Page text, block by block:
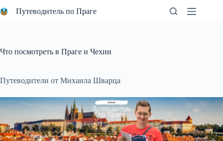
к
Путеводитель по Праге
Что посмотреть в Праге и Чехии
Путеводители от Михаила Шварца